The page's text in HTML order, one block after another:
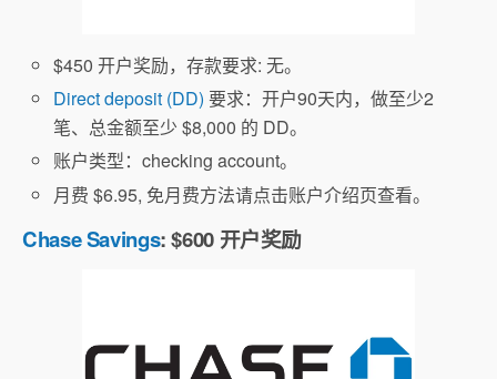
$450 开户奖励，存款要求: 无。
Direct deposit (DD) 要求：开户90天内，做至少2
笔、总金额至少 $8,000 的 DD。
账户类型：checking account。
月费 $6.95, 免月费方法请点击账户介绍页查看。
Chase Savings: $600 开户奖励